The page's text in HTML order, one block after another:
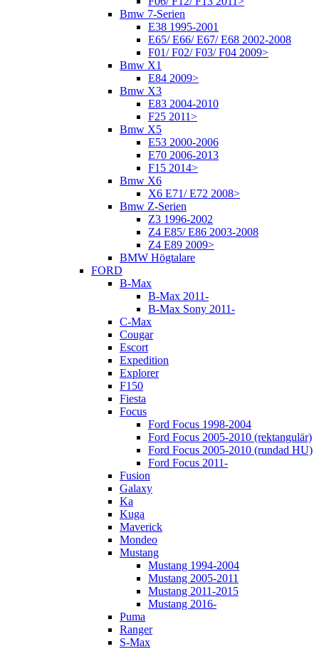
Bmw 7-Serien
E38 1995-2001
E65/ E66/ E67/ E68 2002-2008
F01/ F02/ F03/ F04 2009>
Bmw X1
E84 2009>
Bmw X3
E83 2004-2010
F25 2011>
Bmw X5
E53 2000-2006
E70 2006-2013
F15 2014>
Bmw X6
X6 E71/ E72 2008>
Bmw Z-Serien
Z3 1996-2002
Z4 E85/ E86 2003-2008
Z4 E89 2009>
BMW Högtalare
FORD
B-Max
B-Max 2011-
B-Max Sony 2011-
C-Max
Cougar
Escort
Expedition
Explorer
F150
Fiesta
Focus
Ford Focus 1998-2004
Ford Focus 2005-2010 (rektangulär)
Ford Focus 2005-2010 (rundad HU)
Ford Focus 2011-
Fusion
Galaxy
Ka
Kuga
Maverick
Mondeo
Mustang
Mustang 1994-2004
Mustang 2005-2011
Mustang 2011-2015
Mustang 2016-
Puma
Ranger
S-Max